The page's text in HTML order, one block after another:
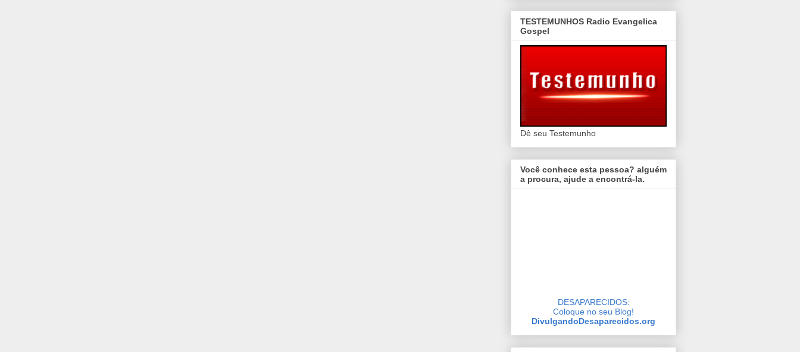
TESTEMUNHOS Radio Evangelica
Gospel
Dê seu Testemunho
Você conhece esta pessoa? alguém
a procura, ajude a encontrá-la.
DESAPARECIDOS:
Coloque no seu Blog!
DivulgandoDesaparecidos.org